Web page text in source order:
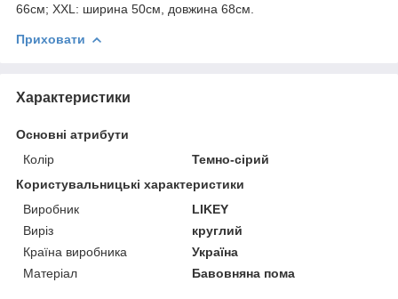
66см; XXL: ширина 50см, довжина 68см.
Приховати
Характеристики
Основні атрибути
Колір
Темно-сірий
Користувальницькі характеристики
Виробник
LIKEY
Виріз
круглий
Країна виробника
Україна
Матеріал
Бавовняна пома